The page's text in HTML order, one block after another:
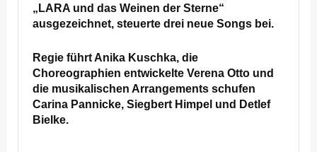
„LARA und das Weinen der Sterne“
ausgezeichnet, steuerte drei neue Songs bei.
Regie führt Anika Kuschka, die
Choreographien entwickelte Verena Otto und
die musikalischen Arrangements schufen
Carina Pannicke, Siegbert Himpel und Detlef
Bielke.